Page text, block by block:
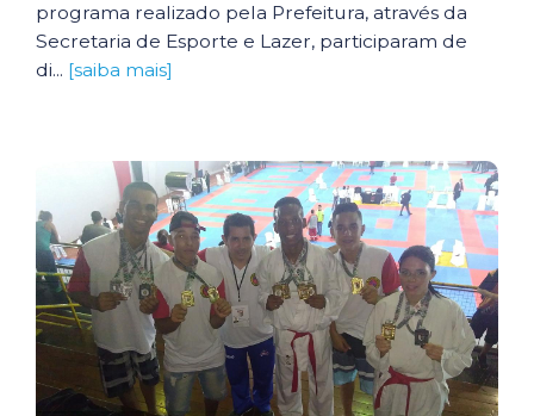
programa realizado pela Prefeitura, através da
Secretaria de Esporte e Lazer, participaram de
di... [saiba mais]